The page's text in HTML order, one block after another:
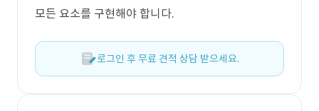
모든 요소를 구현해야 합니다.
로그인 후 무료 견적 상담 받으세요.